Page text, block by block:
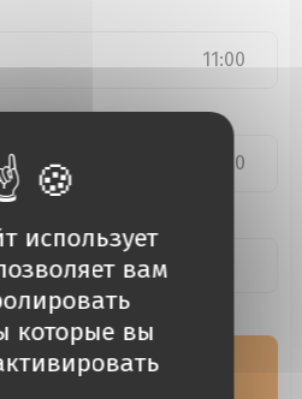
ЗАРЕГИСТРИРОВАТЬСЯ!
11:00
11:00
использует
вам
которые вы